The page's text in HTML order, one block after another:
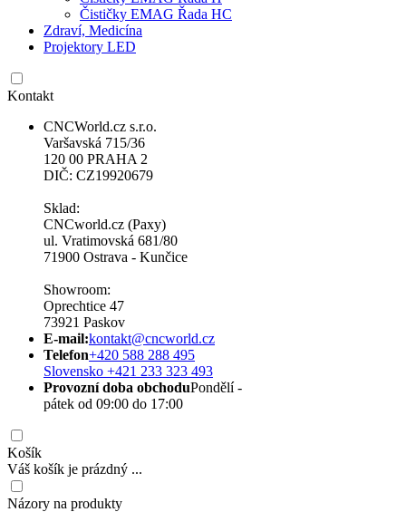
Čističky EMAG Řada HC
Zdraví, Medicína
Projektory LED
Kontakt
CNCWorld.cz s.r.o.
Varšavská 715/36
120 00 PRAHA 2
DIČ: CZ19920679
Sklad:
CNCworld.cz (Paxy)
ul. Vratimovská 681/80
71900 Ostrava - Kunčice
Showroom:
Oprechtice 47
73921 Paskov
E-mail:kontakt@cncworld.cz
Telefon+420 588 288 495
Slovensko +421 233 323 493
Provozní doba obchoduPondělí -
pátek od 09:00 do 17:00
Košík
Váš košík je prázdný ...
Názory na produkty